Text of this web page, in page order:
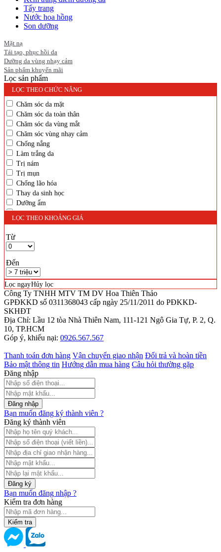
Tẩy trang
Nước hoa hồng
Son dưỡng
Mặt nạ
Tái tạo, phục hồi da
Dưỡng da vùng nhạy cảm
Sản phẩm khuyến mãi
Lọc sản phẩm
LỌC THEO CHỨC NĂNG
Chăm sóc da mặt
Chăm sóc da toàn thân
Chăm sóc da vùng mắt
Chăm sóc vùng nhạy cảm
Chống nắng
Làm trắng da
Trị nám
Trị mụn
Chống lão hóa
Thay da sinh học
Dưỡng ẩm
Làm sạch da
Tẩy tế bào chết
Kiểm soát nhờn
Se khít lỗ chân lông
Giảm cân
Massage
Trị sẹo
Trị rạn da
Mọc tóc
Chăm sóc tóc
Dưỡng mi mày
Thực phẩm chức năng
Hỗ trợ tẩy trang
Hỗ trợ trang điểm
Che khuyết điểm
Tái tạo phục hồi da
LỌC THEO KHOẢNG GIÁ
Từ
Đến
Lọc ngayHủy lọc
Công Ty TNHH MTV TM DV Hoa Thiên Thảo
GPĐKKD số 0311368043 cấp ngày 25/11/2011 do PĐKKD-
SKHĐT
Địa Chỉ: Lầu 12 tòa Nhà Thiên Nam, 111-121 Ngô Gia Tự, P. 2, Q.
10, TP.HCM
Góp ý, khiếu nại: 0926.567.567
Thanh toán đơn hàng Vận chuyển giao nhận Đổi trả và hoàn tiền
Bảo mật thông tin Hướng dẫn mua hàng Câu hỏi thường gặp
Đăng nhập
Đăng nhập
Bạn muốn đăng ký thành viên ?
Đăng ký thành viên
Đăng ký
Bạn muốn đăng nhập ?
Kiểm tra đơn hàng
Kiểm tra